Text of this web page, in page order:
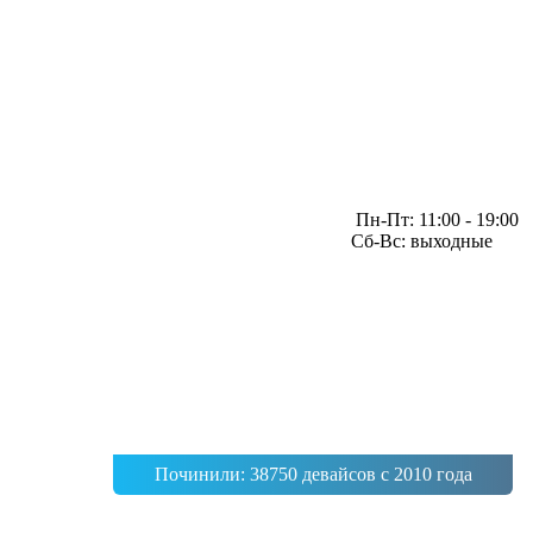
Пн-Пт: 11:00 - 19:00
Сб-Вс: выходные
Починили: 38750 девайсов с 2010 года